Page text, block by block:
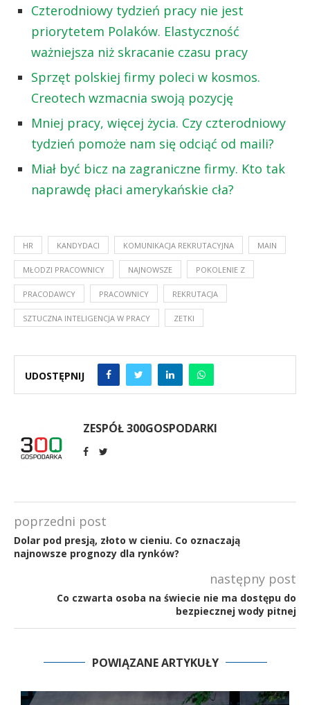
Czterodniowy tydzień pracy nie jest
priorytetem Polaków. Elastyczność
ważniejsza niż skracanie czasu pracy
Sprzęt polskiej firmy poleci w kosmos.
Creotech wzmacnia swoją pozycję
Mniej pracy, więcej życia. Czy czterodniowy
tydzień pomoże nam się odciąć od maili?
Miał być bicz na zagraniczne firmy. Kto tak
naprawdę płaci amerykańskie cła?
HR KANDYDACI KOMUNIKACJA REKRUTACYJNA MAIN
MŁODZI PRACOWNICY NAJNOWSZE POKOLENIE Z
PRACODAWCY PRACOWNICY REKRUTACJA
SZTUCZNA INTELIGENCJA W PRACY ZETKI
UDOSTĘPNIJ
ZESPÓŁ 300GOSPODARKI
poprzedni post
Dolar pod presją, złoto w cieniu. Co oznaczają
najnowsze prognozy dla rynków?
następny post
Co czwarta osoba na świecie nie ma dostępu do
bezpiecznej wody pitnej
POWIĄZANE ARTYKUŁY